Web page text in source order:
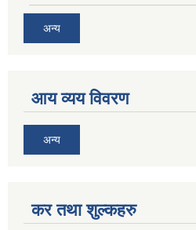
अन्य
आय व्यय विवरण
अन्य
कर तथा शुल्कहरु